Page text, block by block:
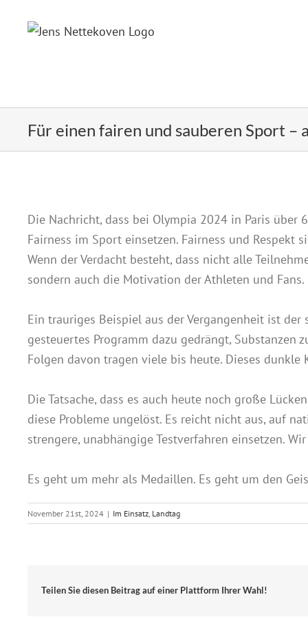
Inhalt
Für einen fairen und sauberen Sport –
Die Nachricht, dass bei Olympia 2024 in Paris
Fairness im Sport einsetzen. Fairness und Respekt
Wenn der Verdacht besteht, dass nicht alle
sondern auch die Motivation der Athleten und Fans.
Ein trauriges Beispiel aus der Vergangenheit ist
gesteuertes Programm dazu gedrängt,
Folgen davon tragen viele bis heute. Dieses
Die Tatsache, dass es auch heute noch große
diese Probleme ungelöst. Es reicht nicht aus, auf
strengere, unabhängige Testverfahren einsetzen.
Es geht um mehr als Medaillen. Es geht um den
November 21st, 2024 | Im Einsatz, Landtag
Teilen Sie diesen Beitrag auf einer Plattform Ihrer Wahl!